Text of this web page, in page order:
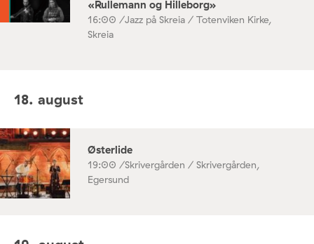
«Rullemann og Hilleborg»
16:00 /Jazz på Skreia / Totenviken Kirke,
Skreia
18. august
Østerlide
19:00 /Skrivergården / Skrivergården,
Egersund